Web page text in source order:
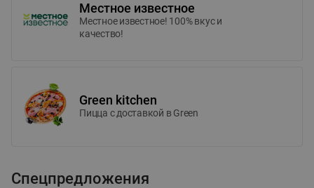
Местное известное
Местное известное! 100% вкус и
качество!
Green kitchen
Пицца c доставкой в Green
Спецпредложения